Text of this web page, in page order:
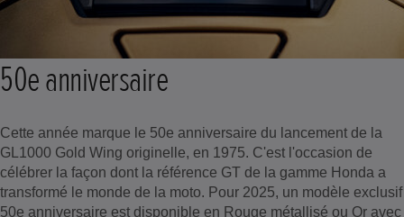
50e anniversaire
Cette année marque le 50e anniversaire du lancement de la
GL1000 Gold Wing originelle, en 1975. C'est l'occasion de
célébrer la façon dont la référence GT de la gamme Honda a
transformé le monde de la moto. Pour 2025, un modèle exclusif
50e anniversaire est disponible en Rouge métallisé ou Or avec